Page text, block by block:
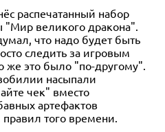
распечатанный набор
"Мир великого дракона".
что надо будет быть
следить за игровым
же это было "по-другому".
насыпали
чек" вместо
артефактов
того времени.